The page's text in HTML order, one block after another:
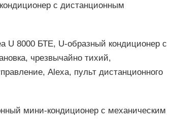
с дистанционным
U 8000 БТЕ, U-образный кондиционер с
чрезвычайно тихий,
Alexa, пульт дистанционного
мини-кондиционер с механическим